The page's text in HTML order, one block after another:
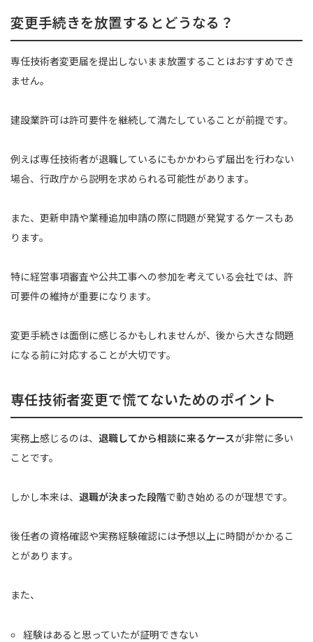
変更手続きを放置するとどうなる？
専任技術者変更届を提出しないまま放置することはおすすめでき
ません。
建設業許可は許可要件を継続して満たしていることが前提です。
例えば専任技術者が退職しているにもかかわらず届出を行わない
場合、行政庁から説明を求められる可能性があります。
また、更新申請や業種追加申請の際に問題が発覚するケースもあ
ります。
特に経営事項審査や公共工事への参加を考えている会社では、許
可要件の維持が重要になります。
変更手続きは面倒に感じるかもしれませんが、後から大きな問題
になる前に対応することが大切です。
専任技術者変更で慌てないためのポイント
実務上感じるのは、 退職してから相談に来るケースが非常に多い
ことです。
しかし本来は、 退職が決まった段階で動き始めるのが理想です。
後任者の資格確認や実務経験確認には予想以上に時間がかかるこ
とがあります。
また、
経験はあると思っていたが証明できない